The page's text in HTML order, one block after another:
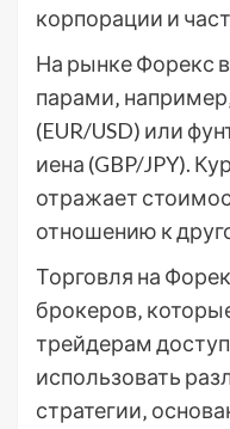
корпорации и
На рынке Форекс
парами‚
(EUR/USD) или
иена (GBP/JPY).
отражает
отношению к
Торговля на
брокеров‚
трейдерам
использовать
стратегии‚